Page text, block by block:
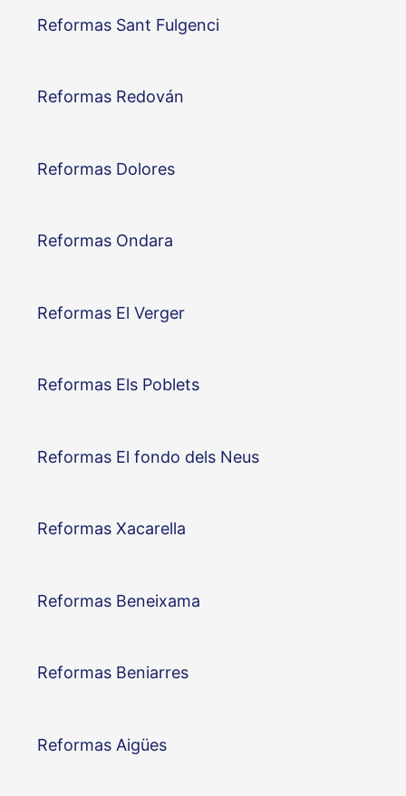
Reformas Sant Fulgenci
Reformas Redován
Reformas Dolores
Reformas Ondara
Reformas El Verger
Reformas Els Poblets
Reformas El fondo dels Neus
Reformas Xacarella
Reformas Beneixama
Reformas Beniarres
Reformas Aigües